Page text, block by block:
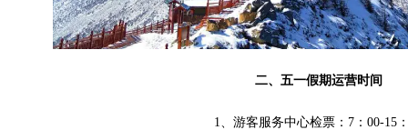
二、五一假期运营时间
1、游客服务中心检票：7：00-15